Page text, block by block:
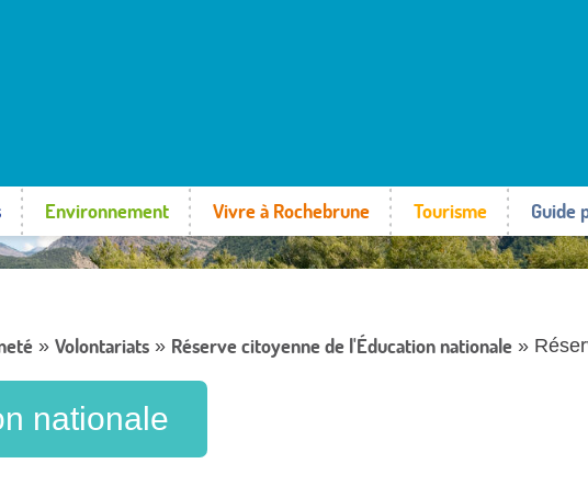
Environnement Vivre à Rochebrune Tourisme Guide
» Volontariats » Réserve citoyenne de l'Éducation nationale »
nationale